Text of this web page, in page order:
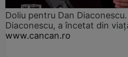
Doliu pentru Dan
Diaconescu, a încetat din
www.cancan.ro